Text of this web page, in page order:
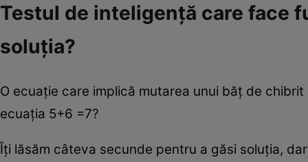
Testul de inteligență care face
soluția?
O ecuație care implică mutarea unui băț de
ecuația 5+6 =7?
Îți lăsăm câteva secunde pentru a găsi soluția,